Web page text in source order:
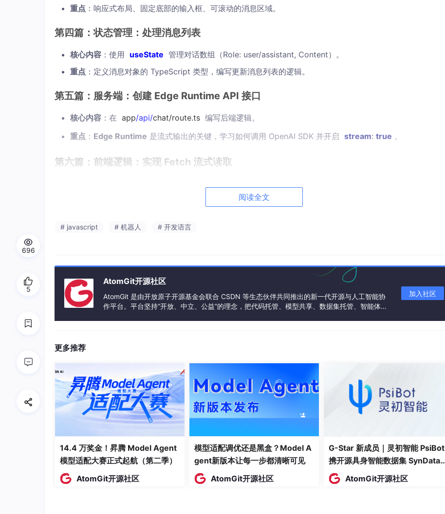
重点 ：响应式布局、固定底部的输入框、可滚动的消息区域。
第四篇：状态管理：处理消息列表
核心内容 ：使用 useState 管理对话数组（Role: user/assistant, Content）。
重点 ：定义消息对象的 TypeScript 类型，编写更新消息列表的逻辑。
第五篇：服务端：创建 Edge Runtime API 接口
核心内容 ：在 app/api/chat/route.ts 编写后端逻辑。
重点 ： Edge Runtime 是流式输出的关键，学习如何调用 OpenAI SDK 并开启 stream: true 。
第六篇：前端逻辑：实现 Fetch 流式读取
逐块读取数据并实时更新 UI，而不是等待全部返回。
第七篇：Markdown 渲染与代码高亮
重点：让机器人输出的代码块带高亮，支持表格和数学公式渲染（使用 remark-gfm ）。
第八篇：UI 体验优化：自动滚动与加载态
核心内容：如何让机器人“记住”上一句话。
重点：管理 Token 长度，裁剪过长的历史记录，确保不会超出模型窗口限制。
第十篇：部署与线上环境优化
核心内容：发布到 Vercel。
重点：配置线上环境变量，解决 Vercel 免费版超时限制（Function Timeout）对流式传输的影响。
阅读全文
# javascript # 机器人 # 开发语言
AtomGit开源社区
AtomGit 是由开放原子开源基金会联合 CSDN 等生态伙伴共同推出的新一代开源与人工智能协
作平台。平台坚持“开放、中立、公益”的理念，把代码托管、模型共享、数据集托管、智能体开
加入社区
更多推荐
14.4 万奖金！昇腾 Model Agent
模型适配大赛正式起航（第二季）
AtomGit开源社区
模型适配调优还是黑盒？Model A
gent新版本让每一步都清晰可见
AtomGit开源社区
G-Star 新成员｜灵初智能 PsiBot
携开源具身智能数据集 SynData
入驻 AtomGit
AtomGit开源社区
696
5